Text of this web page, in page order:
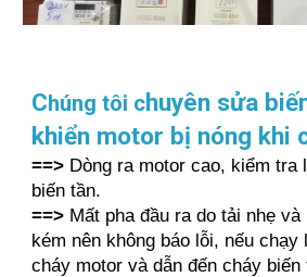
Chúng tôi chuyên sửa
khiển motor bị nóng khi
==> Dòng ra motor cao, kiểm tra
biến tần.
==> Mất pha đầu ra do tải nhẹ
kém nên không báo lỗi, nếu chạy
cháy motor và dẫn đến cháy biến